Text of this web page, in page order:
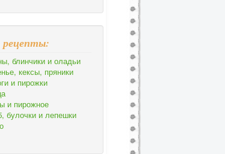
рецепты:
блинчики и оладьи
кексы, пряники
и пирожки
и пирожное
булочки и лепешки